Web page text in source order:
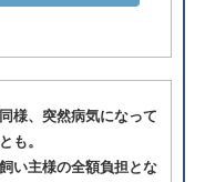
様、突然病気になって
も。
い主様の全額負担とな